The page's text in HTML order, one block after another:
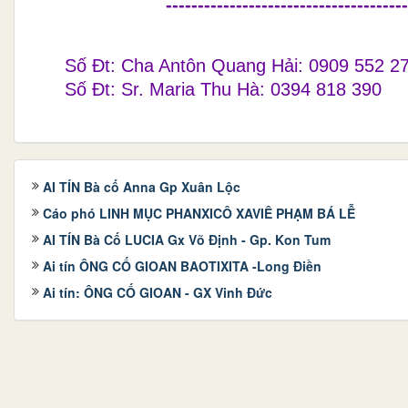
Số Đt: Cha Antôn Quang
Số Đt: Sr. Maria Thu Hà: 0394 818 390
AI TÍN Bà cố Anna Gp Xuân Lộc
Cáo phó LINH MỤC PHANXICÔ XAVIÊ PHẠM BÁ LỄ
AI TÍN Bà Cố LUCIA Gx Võ Định - Gp. Kon Tum
Ai tín ÔNG CỐ GIOAN BAOTIXITA -Long Điền
Ai tín: ÔNG CỐ GIOAN - GX Vinh Đức